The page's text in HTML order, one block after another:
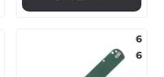
6
6